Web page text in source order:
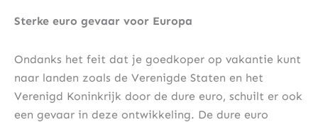
Sterke euro gevaar voor Europa
Ondanks het feit dat je goedkoper op vakantie kunt
naar landen zoals de Verenigde Staten en het
Verenigd Koninkrijk door de dure euro, schuilt er ook
een gevaar in deze ontwikkeling. De dure euro